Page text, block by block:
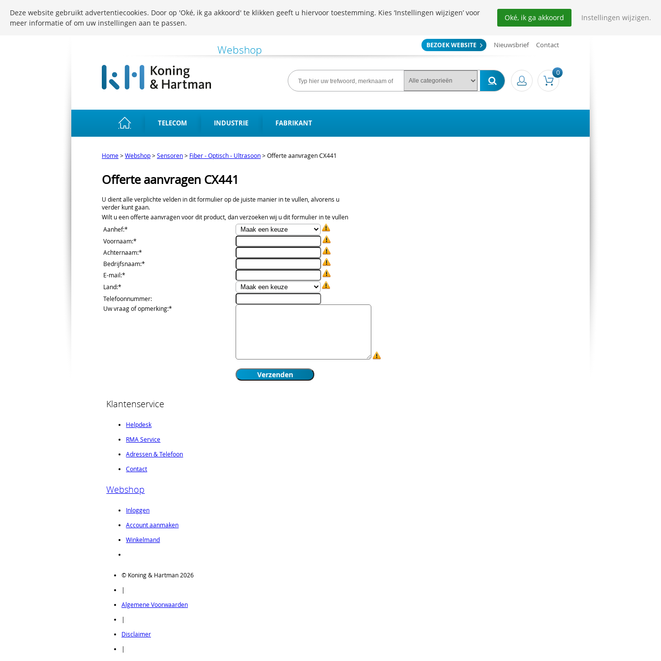
BEZOEK WEBSITE Nieuwsbrief Contact
0
TELECOM INDUSTRIE FABRIKANT
Home>Webshop>Sensoren> Fiber - Optisch - Ultrasoon>Offerte aanvragen CX441
Offerte aanvragen CX441
U dient alle verplichte velden in dit formulier op de juiste manier in te vullen, alvorens u
verder kunt gaan.
Wilt u een offerte aanvragen voor dit product, dan verzoeken wij u dit formulier in te vullen
Aanhef:*
Voornaam:*
Achternaam:*
Bedrijfsnaam:*
E-mail:*
Land:*
Telefoonnummer:
Uw vraag of opmerking:*
Klantenservice
Helpdesk
RMA Service
Adressen & Telefoon
Contact
Webshop
Inloggen
Account aanmaken
Winkelmand
© Koning & Hartman 2026
|
Algemene Voorwaarden
|
Disclaimer
|
Deze website gebruikt advertentiecookies. Door op 'Oké, ik ga akkoord' te klikken geeft u hiervoor toestemming. Kies ‘Instellingen wijzigen’ voor
meer informatie of om uw instellingen aan te passen.
Oké, ik ga akkoord Instellingen wijzigen.